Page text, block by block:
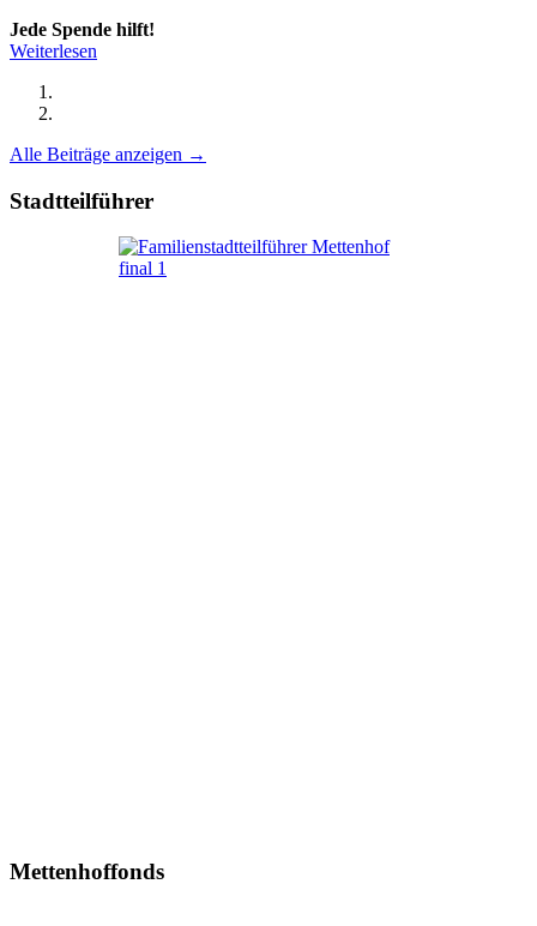
Jede Spende hilft!
Weiterlesen
Alle Beiträge anzeigen →
Stadtteilführer
Mettenhoffonds